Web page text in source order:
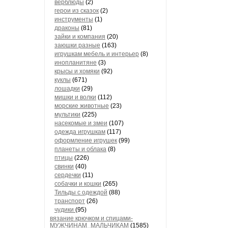
верблюды (2)
герои из сказок (2)
инструменты (1)
драконы (81)
зайки и компания (20)
заюшки разные (163)
игрушкам мебель и интерьер (8)
инопланитяне (3)
крысы и хомяки (92)
куклы (671)
лошадки (29)
мишки и волки (112)
морские животные (23)
мультики (225)
насекомые и змеи (107)
одежда игрушкам (117)
оформление игрушек (99)
планеты и облака (8)
птицы (226)
свинки (40)
сердечки (11)
собачки и кошки (265)
Тильды с одеждой (88)
транспорт (26)
чудики (95)
вязание крючком и спицами-
МУЖЧИНАМ_МАЛЬЧИКАМ (1585)